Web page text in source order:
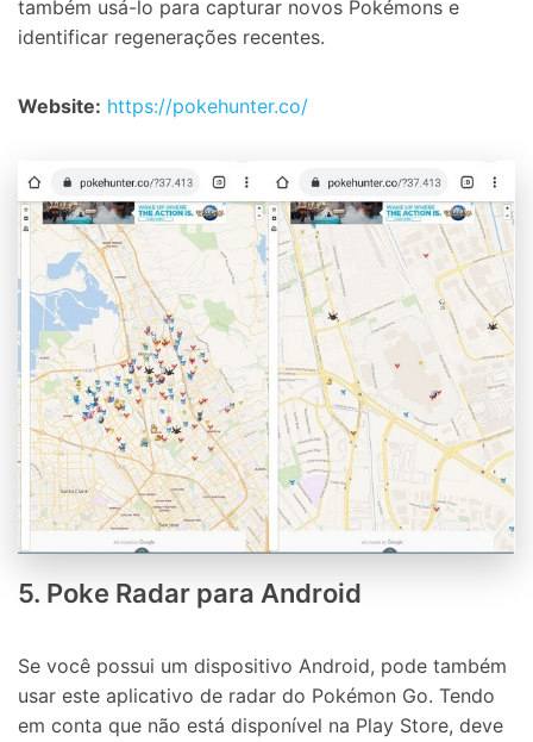
também usá-lo para capturar novos Pokémons e
identificar regenerações recentes.
Website: https://pokehunter.co/
5. Poke Radar para Android
Se você possui um dispositivo Android, pode também
usar este aplicativo de radar do Pokémon Go. Tendo
em conta que não está disponível na Play Store, deve